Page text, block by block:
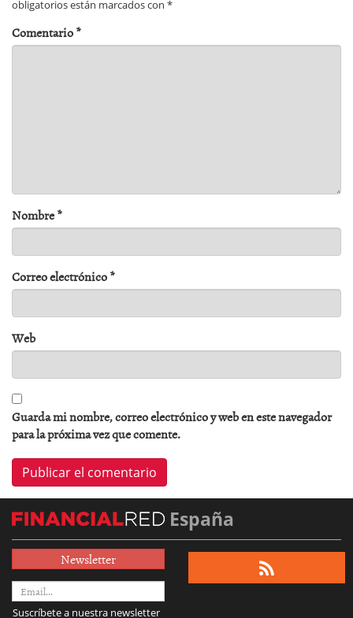
obligatorios están marcados con *
Comentario*
Nombre*
Correo electrónico*
Web
Guarda mi nombre, correo electrónico y web en este navegador
para la próxima vez que comente.
España
Newsletter
Suscríbete a nuestra newsletter